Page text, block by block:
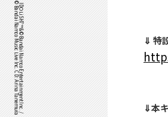
IDOLiSH7™& ©Bandai Namco Entertainment Inc. /
©Bandai Namco Music Live Inc. CD: Arina Tanemura ⇓ 特
⇓本